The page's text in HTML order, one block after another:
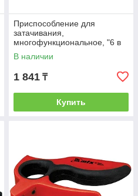
Приспособление для
затачивания,
многофункциональное, "6 в
1"// MATRIX
В наличии
1 841 ₸
Купить